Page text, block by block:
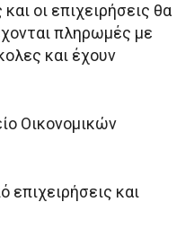
οι επιχειρήσεις θα
πληρωμές με
και έχουν
Οικονομικών
και